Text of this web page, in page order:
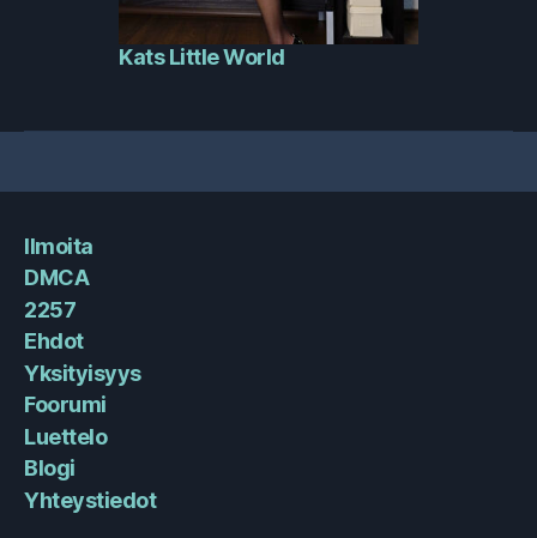
Kats Little World
Ilmoita
DMCA
2257
Ehdot
Yksityisyys
Foorumi
Luettelo
Blogi
Yhteystiedot